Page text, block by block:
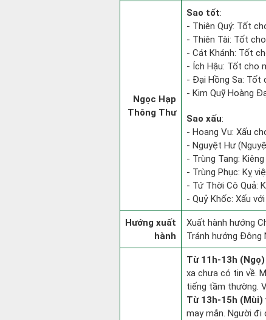
Ngọc Hạp
Thông Thư
Sao tốt:
- Thiên Quý: Tốt
- Thiên Tài: Tốt
- Cát Khánh: Tốt
- Ích Hậu: Tốt cho
- Đại Hồng Sa: Tốt
- Kim Quỹ Hoàng
Sao xấu:
- Hoang Vu: Xấu
- Nguyệt Hư
- Trùng Tang:
- Trùng Phục: Kỵ
- Tứ Thời Cô Quả:
- Quỷ Khốc: Xấu
Hướng xuất
hành
Xuất hành hướng
Tránh hướng Đông
Từ 11h-13h
xa chưa có tin về.
tiếng tầm thường.
Từ 13h-15h
may mắn. Người đi